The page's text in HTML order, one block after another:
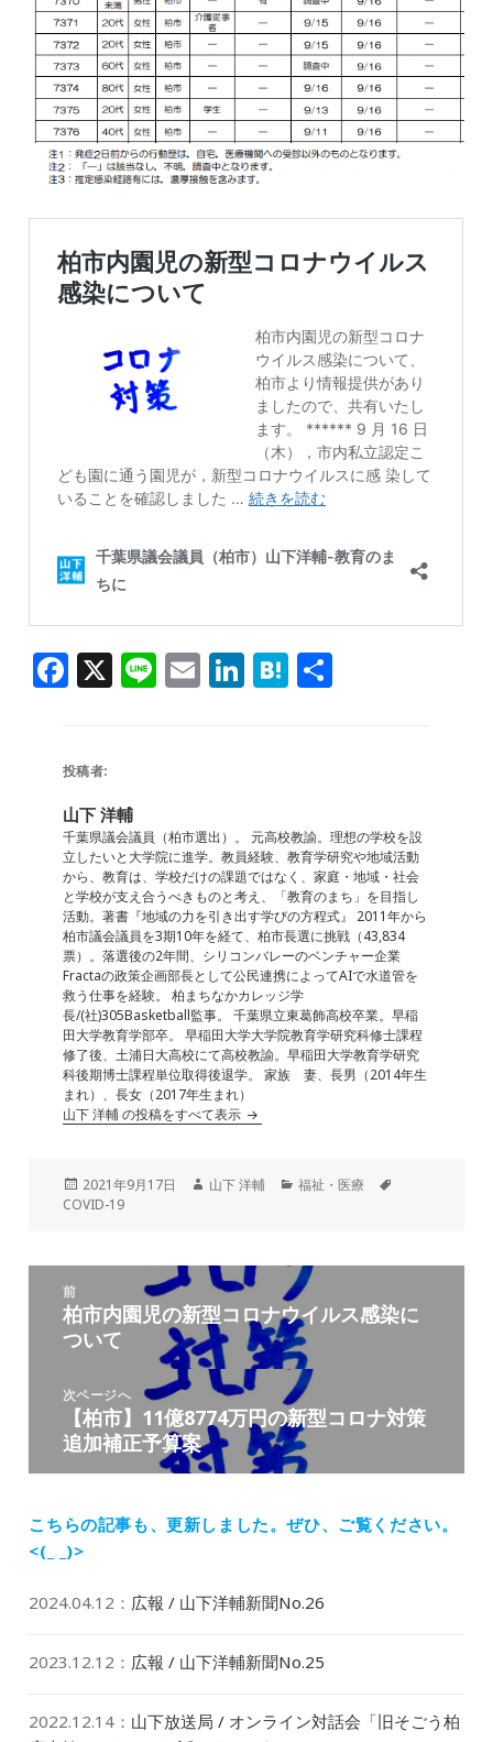
F
e
b
o
o
k
X Li E Li
n
H
投稿者:
山下 洋輔
千葉県議会議員（柏市選出）。 元高校教諭。理想の学校を設
立したいと大学院に進学。教員経験、教育学研究や地域活動
から、教育は、学校だけの課題ではなく、家庭・地域・社会
と学校が支え合うべきものと考え、「教育のまち」を目指し
活動。著書『地域の力を引き出す学びの方程式』 2011年から
柏市議会議員を3期10年を経て、柏市長選に挑戦（43,834
票）。落選後の2年間、シリコンバレーのベンチャー企業
Fractaの政策企画部長として公民連携によってAIで水道管を
救う仕事を経験。 柏まちなかカレッジ学
長/(社)305Basketball監事。 千葉県立東葛飾高校卒業。早稲
田大学教育学部卒。 早稲田大学大学院教育学研究科修士課程
修了後、土浦日大高校にて高校教諭。早稲田大学教育学研究
科後期博士課程単位取得後退学。 家族 妻、長男（2014年生
まれ）、長女（2017年生まれ）
山下 洋輔 の投稿をすべて表示
投
稿
2021年9月17日
作
山下 洋輔
カ
ー
福祉・医療
COVID-19
前
前
の
稿:
柏市内園児の新型コロナウイルス感染に
ついて
次ページへ
の
投
【柏市】11億8774万円の新型コロナ対策
追加補正予算案
こちらの記事も、更新しました。ぜひ、ご覧ください。
<(_ _)>
2024.04.12 ： 広報 / 山下洋輔新聞No.26
2023.12.12 ： 広報 / 山下洋輔新聞No.25
2022.12.14 ： 山下放送局 / オンライン対話会「旧そごう柏